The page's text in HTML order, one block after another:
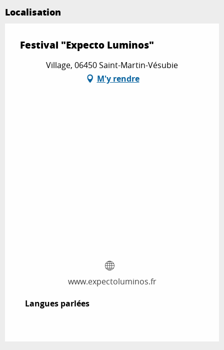
Localisation
Festival "Expecto Luminos"
Village, 06450 Saint-Martin-Vésubie
M'y rendre
www.expectoluminos.fr
Langues parlées
Langues parlées